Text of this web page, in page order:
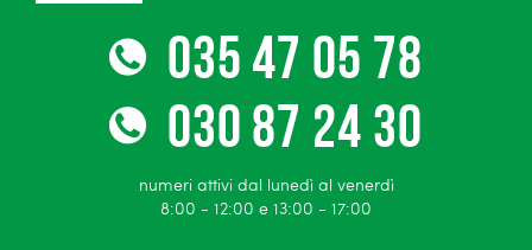
numeri attivi dal lunedì al venerdì
8:00 - 12:00 e 13:00 - 17:00